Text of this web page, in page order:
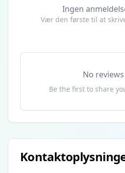
Ingen
Vær den første til at
No
Be the first to share